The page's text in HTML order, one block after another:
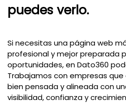
puedes verlo.
Si necesitas una página web
profesional y mejor preparada
oportunidades, en Dato360
Trabajamos con empresas que
bien pensada y alineada con
visibilidad, confianza y